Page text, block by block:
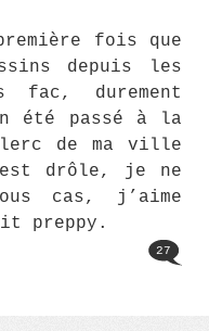
fois que
depuis les
fac, durement
été passé à la
de ma ville
drôle, je ne
cas, j’aime
preppy.
27